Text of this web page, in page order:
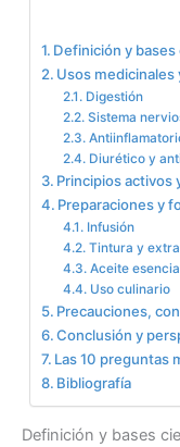
Definición y
Usos medicinales
Digestión
Sistema
Diurético y
Principios activos
Preparaciones y
Infusión
Tintura y
Aceite
Uso culinario
Precauciones,
Conclusión y
Las 10 preguntas
Bibliografía
Definición y bases